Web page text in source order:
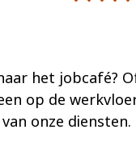
het jobcafé?
op de
onze diensten.